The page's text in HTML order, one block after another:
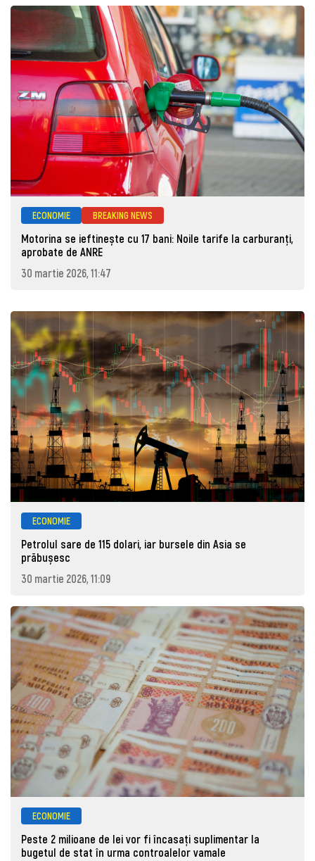
ECONOMIE BREAKING NEWS
Motorina se ieftinește cu 17 bani: Noile tarife la carburanți,
aprobate de ANRE
30 martie 2026, 11:47
ECONOMIE
Petrolul sare de 115 dolari, iar bursele din Asia se
prăbușesc
30 martie 2026, 11:09
ECONOMIE
Peste 2 milioane de lei vor fi încasați suplimentar la
bugetul de stat în urma controalelor vamale